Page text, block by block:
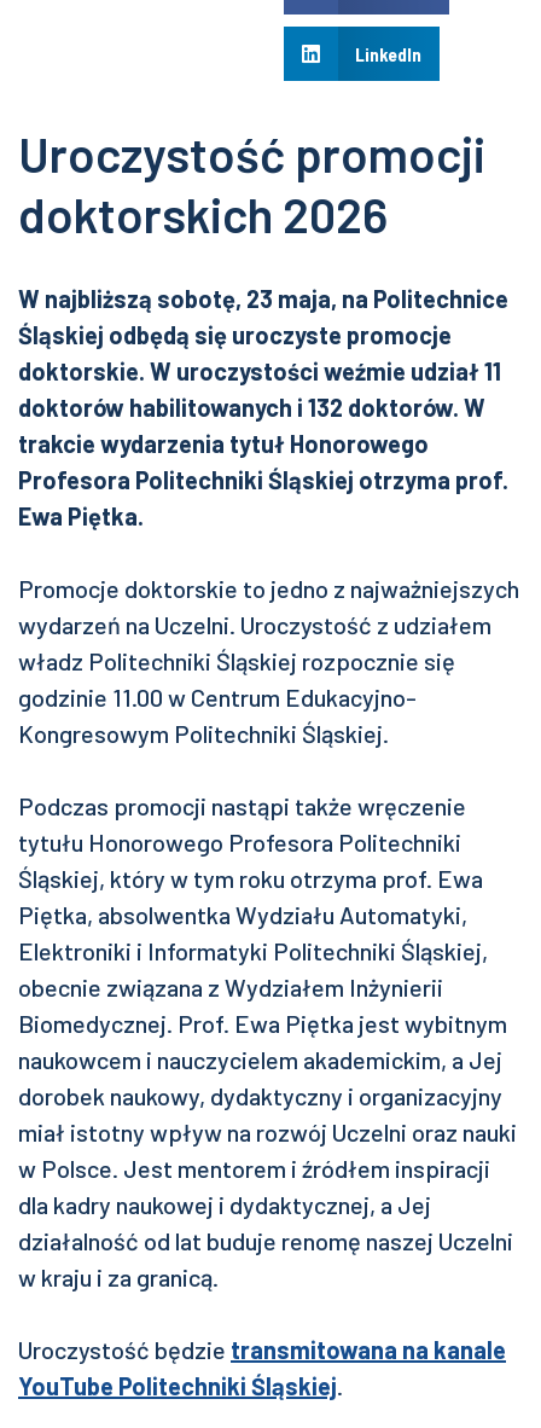
LinkedIn
Uroczystość promocji
doktorskich 2026
W najbliższą sobotę, 23 maja, na Politechnice
Śląskiej odbędą się uroczyste promocje
doktorskie. W uroczystości weźmie udział 11
doktorów habilitowanych i 132 doktorów. W
trakcie wydarzenia tytuł Honorowego
Profesora Politechniki Śląskiej otrzyma prof.
Ewa Piętka.
Promocje doktorskie to jedno z najważniejszych
wydarzeń na Uczelni. Uroczystość z udziałem
władz Politechniki Śląskiej rozpocznie się
godzinie 11.00 w Centrum Edukacyjno-
Kongresowym Politechniki Śląskiej.
Podczas promocji nastąpi także wręczenie
tytułu Honorowego Profesora Politechniki
Śląskiej, który w tym roku otrzyma prof. Ewa
Piętka, absolwentka Wydziału Automatyki,
Elektroniki i Informatyki Politechniki Śląskiej,
obecnie związana z Wydziałem Inżynierii
Biomedycznej. Prof. Ewa Piętka jest wybitnym
naukowcem i nauczycielem akademickim, a Jej
dorobek naukowy, dydaktyczny i organizacyjny
miał istotny wpływ na rozwój Uczelni oraz nauki
w Polsce. Jest mentorem i źródłem inspiracji
dla kadry naukowej i dydaktycznej, a Jej
działalność od lat buduje renomę naszej Uczelni
w kraju i za granicą.
Uroczystość będzie transmitowana na kanale
YouTube Politechniki Śląskiej.